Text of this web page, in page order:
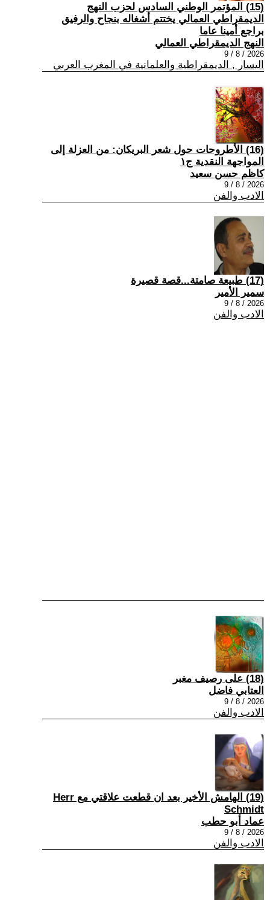
(15) المؤتمر الوطني السادس لحزب النهج
الديمقراطي العمالي يختتم أشغاله بنجاح والرفيق
براجع أمينا عاما
النهج الديمقراطي العمالي
2026 / 8 / 9
اليسار , الديمقراطية والعلمانية في المغرب العربي
(16) الأطروحات حول شعر البريكان: من العزلة إلى
المواجهة النقدية ج١
كاظم حسن سعيد
2026 / 8 / 9
الادب والفن
(17) طبيعة صامتة...قصة قصيرة
سمير الأمير
2026 / 8 / 9
الادب والفن
(18) على رصيف مغبر
العتابي فاضل
2026 / 8 / 9
الادب والفن
(19) الهامش الأخير بعد ان قطعت علاقتي مع Herr
Schmidt
عماد أبو حطب
2026 / 8 / 9
الادب والفن